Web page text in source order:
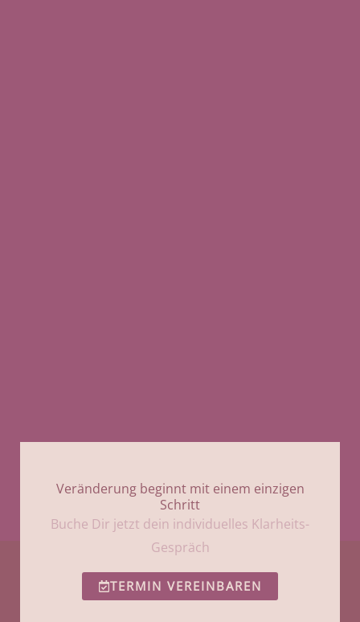
Veränderung beginnt mit einem einzigen
Schritt
Buche Dir jetzt dein individuelles Klarheits-
Gespräch
TERMIN VEREINBAREN